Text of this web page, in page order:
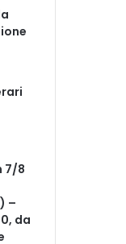
7/8
–
da